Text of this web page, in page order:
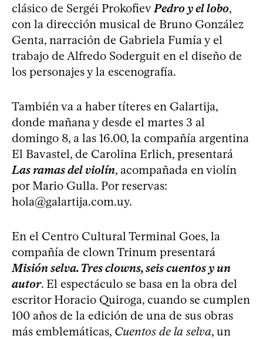
clásico de Sergéi Prokofiev Pedro y el lobo,
con la dirección musical de Bruno González
Genta, narración de Gabriela Fumía y el
trabajo de Alfredo Soderguit en el diseño de
los personajes y la escenografía.
También va a haber títeres en Galartija,
donde mañana y desde el martes 3 al
domingo 8, a las 16.00, la compañía argentina
El Bavastel, de Carolina Erlich, presentará
Las ramas del violín, acompañada en violín
por Mario Gulla. Por reservas:
hola@galartija.com.uy.
En el Centro Cultural Terminal Goes, la
compañía de clown Trinum presentará
Misión selva. Tres clowns, seis cuentos y un
autor. El espectáculo se basa en la obra del
escritor Horacio Quiroga, cuando se cumplen
100 años de la edición de una de sus obras
más emblemáticas, Cuentos de la selva, un